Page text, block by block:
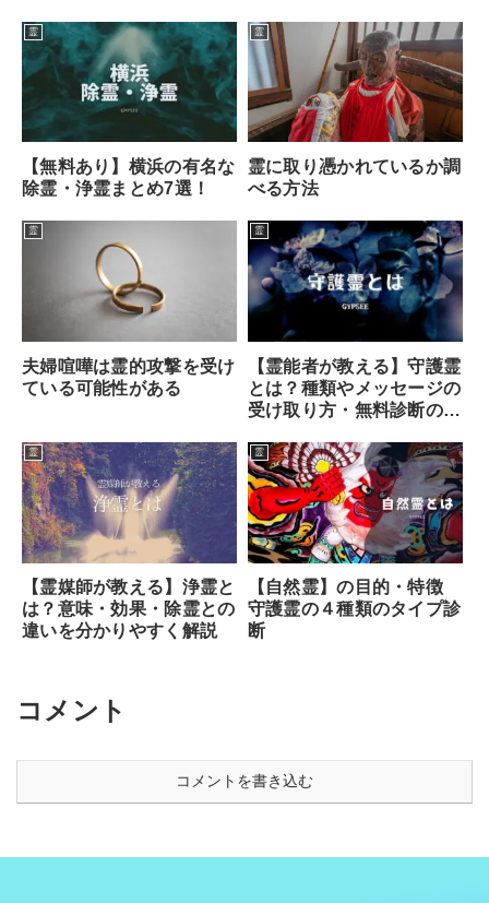
霊
【無料あり】横浜の有名な
除霊・浄霊まとめ7選！
霊
霊に取り憑かれているか調
べる方法
霊
夫婦喧嘩は霊的攻撃を受け
ている可能性がある
霊
【霊能者が教える】守護霊
とは？種類やメッセージの
受け取り方・無料診断のや
霊
【霊媒師が教える】浄霊と
は？意味・効果・除霊との
違いを分かりやすく解説
霊
【自然霊】の目的・特徴
守護霊の４種類のタイプ診
断
コメント
コメントを書き込む